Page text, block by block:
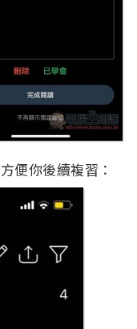
便你後續複習：